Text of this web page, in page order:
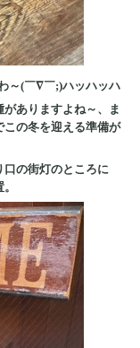
～(￣∇￣;)ハッハッハ
ありますよね～、ま
この冬を迎える準備が
の街灯のところに